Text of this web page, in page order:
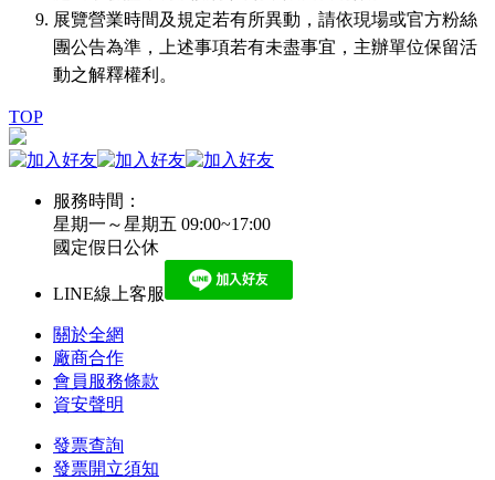
展覽營業時間及規定若有所異動，請依現場或官方粉絲
團公告為準，上述事項若有未盡事宜，主辦單位保留活
動之解釋權利。
TOP
服務時間：
星期一～星期五 09:00~17:00
國定假日公休
LINE線上客服
關於全網
廠商合作
會員服務條款
資安聲明
發票查詢
發票開立須知